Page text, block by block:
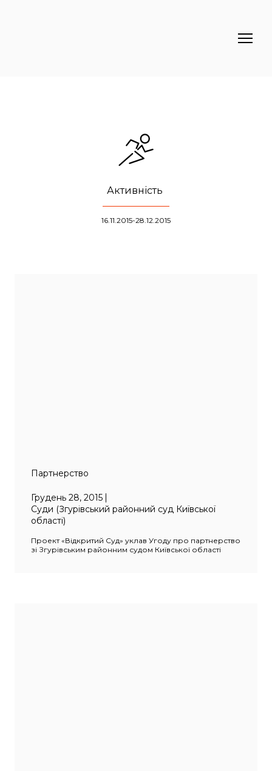
Активність
16.11.2015-28.12.2015
Партнерство
Грудень 28, 2015
Суди (Згурівський районний суд Київської
області)
Проект «Відкритий Суд» уклав Угоду про партнерство
зі Згурівським районним судом Київської області